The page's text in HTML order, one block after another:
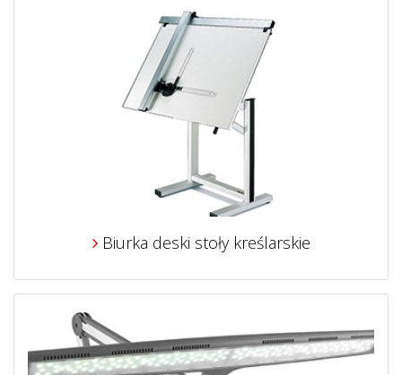
Biurka deski stoły kreślarskie